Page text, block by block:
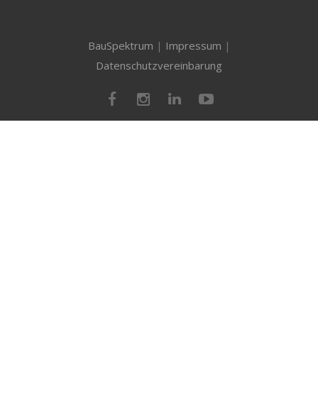
BauSpektrum | Impressum |
Datenschutzvereinbarung